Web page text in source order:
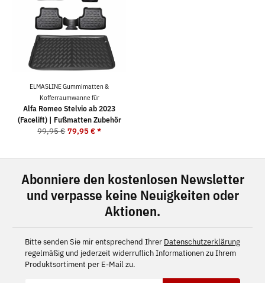
ELMASLINE Gummimatten &
Kofferraumwanne für
Alfa Romeo Stelvio ab 2023
(Facelift) | Fußmatten Zubehör
99,95 € 79,95 €*
Abonniere den kostenlosen Newsletter
und verpasse keine Neuigkeiten oder
Aktionen.
Bitte senden Sie mir entsprechend Ihrer Datenschutzerklärung
regelmäßig und jederzeit widerruflich Informationen zu Ihrem
Produktsortiment per E-Mail zu.